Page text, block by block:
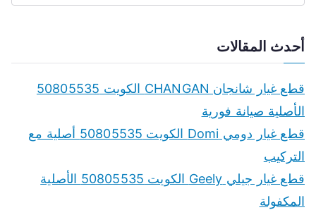
r
أحدث المقالات
قطع غيار شانجان CHANGAN الكويت 50805535
الأصلية صيانة فورية
قطع غيار دومي Domi الكويت 50805535 أصلية مع
التركيب
قطع غيار جيلي Geely الكويت 50805535 الأصلية
المكفولة